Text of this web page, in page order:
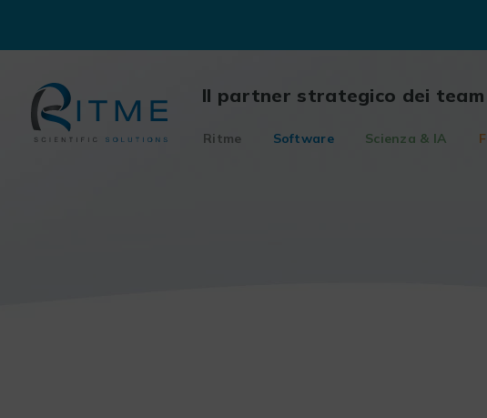
content
Il partner strategico dei team
Ritme Software Scienza & IA